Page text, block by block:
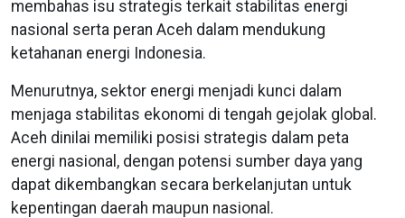
membahas isu strategis terkait stabilitas energi
nasional serta peran Aceh dalam mendukung
ketahanan energi Indonesia.
Menurutnya, sektor energi menjadi kunci dalam
menjaga stabilitas ekonomi di tengah gejolak global.
Aceh dinilai memiliki posisi strategis dalam peta
energi nasional, dengan potensi sumber daya yang
dapat dikembangkan secara berkelanjutan untuk
kepentingan daerah maupun nasional.